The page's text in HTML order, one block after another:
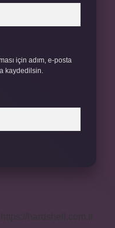
için adım, e-posta
kaydedilsin.